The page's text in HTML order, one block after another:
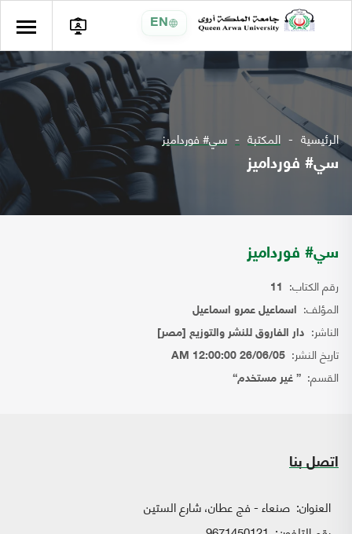
EN
الرئيسية المكتبة سي# فورداميز
سي# فورداميز
سي# فورداميز
رقم الكتاب: 11
المؤلف: اسماعيل عمرو اسماعيل
الناشر: دار الفاروق للنشر والتوزيع [مصر]
تاريخ النشر: 26/06/05 12:00:00 AM
القسم: { غير مستخدم}
اتصل بنا
العنوان: صنعاء - فج عطان، شارع الستين